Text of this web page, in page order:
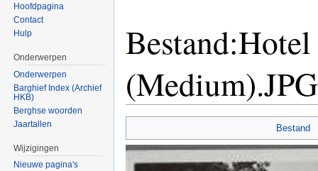
(Medium).JPG
Bestand
Hoofdpagina
Contact
Hulp
Onderwerpen
Onderwerpen
Barghief Index (Archief
HKB)
Berghse woorden
Jaartallen
Wijzigingen
Nieuwe pagina's